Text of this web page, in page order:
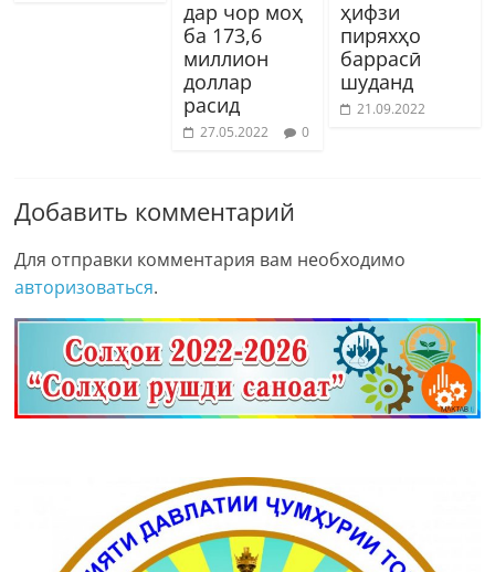
дар чор моҳ
ба 173,6
миллион
доллар
расид
27.05.2022 0
ҳифзи
пиряхҳо
баррасӣ
шуданд
21.09.2022
Добавить комментарий
Для отправки комментария вам необходимо
авторизоваться.